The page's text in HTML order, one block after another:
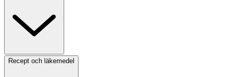
Recept och läkemedel